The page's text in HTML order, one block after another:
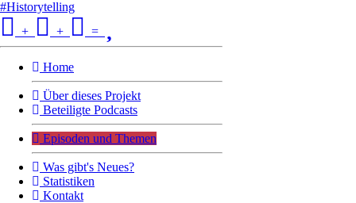
#Historytelling
+
+ =
Home
Über dieses Projekt
Beteiligte Podcasts
Episoden und Themen
Was gibt's Neues?
Statistiken
Kontakt